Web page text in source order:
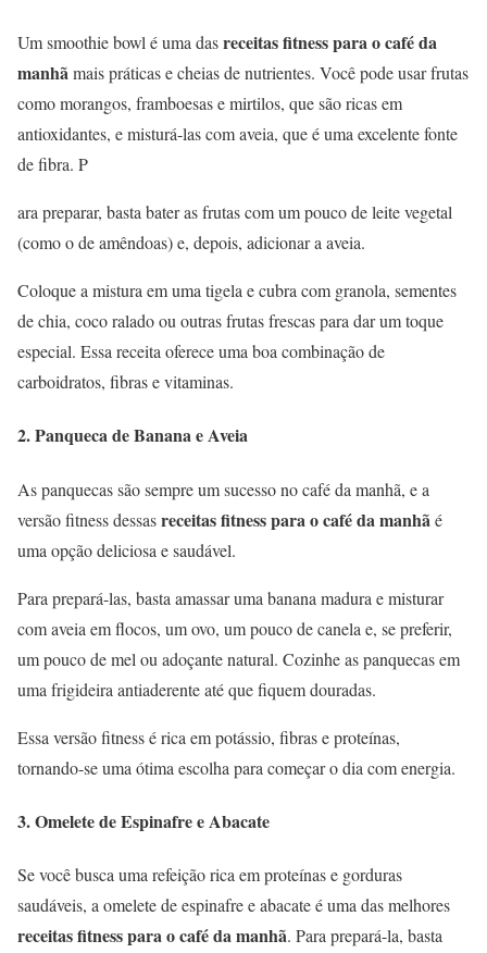
Um smoothie bowl é uma dasreceitas fitness para o café da
manhãmais práticas e cheias de nutrientes. Você pode usar frutas
como morangos, framboesas e mirtilos, que são ricas em
antioxidantes, e misturá-las com aveia, que é uma excelente fonte
de fibra. P
ara preparar, basta bater as frutas com um pouco de leite vegetal
(como o de amêndoas) e, depois, adicionar a aveia.
Coloque a mistura em uma tigela e cubra com granola, sementes
de chia, coco ralado ou outras frutas frescas para dar um toque
especial. Essa receita oferece uma boa combinação de
carboidratos, fibras e vitaminas.
2.Panqueca de Banana e Aveia
As panquecas são sempre um sucesso no café da manhã, e a
versão fitness dessasreceitas fitness para o café da manhãé
uma opção deliciosa e saudável.
Para prepará-las, basta amassar uma banana madura e misturar
com aveia em flocos, um ovo, um pouco de canela e, se preferir,
um pouco de mel ou adoçante natural. Cozinhe as panquecas em
uma frigideira antiaderente até que fiquem douradas.
Essa versão fitness é rica em potássio, fibras e proteínas,
tornando-se uma ótima escolha para começar o dia com energia.
3.Omelete de Espinafre e Abacate
Se você busca uma refeição rica em proteínas e gorduras
saudáveis, a omelete de espinafre e abacate é uma das melhores
receitas fitness para o café da manhã. Para prepará-la, basta